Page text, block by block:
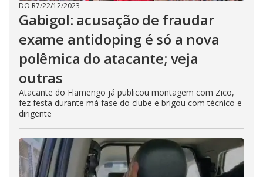
DO R7/22/12/2023
Gabigol: acusação de fraudar
exame antidoping é só a nova
polêmica do atacante; veja
outras
Atacante do Flamengo já publicou montagem com Zico,
fez festa durante má fase do clube e brigou com técnico e
dirigente